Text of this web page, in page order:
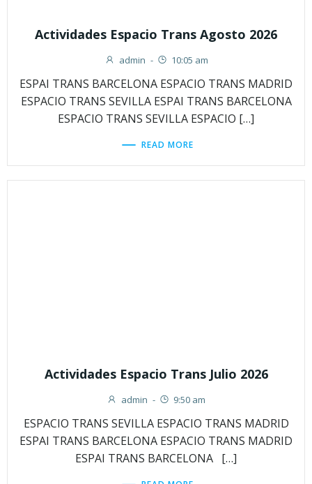
Actividades Espacio Trans Agosto 2026
admin - 10:05 am
ESPAI TRANS BARCELONA ESPACIO TRANS MADRID
ESPACIO TRANS SEVILLA ESPAI TRANS BARCELONA
ESPACIO TRANS SEVILLA ESPACIO […]
READ MORE
Actividades Espacio Trans Julio 2026
admin - 9:50 am
ESPACIO TRANS SEVILLA ESPACIO TRANS MADRID
ESPAI TRANS BARCELONA ESPACIO TRANS MADRID
ESPAI TRANS BARCELONA […]